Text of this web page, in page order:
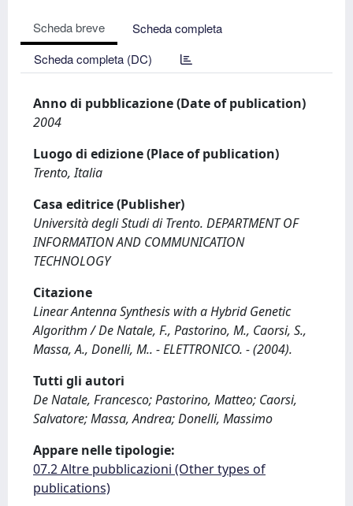
Scheda breve
Scheda completa
Scheda completa (DC)
Anno di pubblicazione (Date of publication)
2004
Luogo di edizione (Place of publication)
Trento, Italia
Casa editrice (Publisher)
Università degli Studi di Trento. DEPARTMENT OF
INFORMATION AND COMMUNICATION
TECHNOLOGY
Citazione
Linear Antenna Synthesis with a Hybrid Genetic
Algorithm / De Natale, F., Pastorino, M., Caorsi, S.,
Massa, A., Donelli, M.. - ELETTRONICO. - (2004).
Tutti gli autori
De Natale, Francesco; Pastorino, Matteo; Caorsi,
Salvatore; Massa, Andrea; Donelli, Massimo
Appare nelle tipologie:
07.2 Altre pubblicazioni (Other types of
publications)